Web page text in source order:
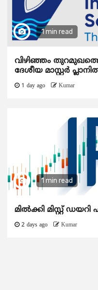
1 min read
വിഴിഞ്ഞം
ദേശീയ മാസ്റ്റർ
1 day ago Kumar
1 min read
മിൽക്കി മിസ്റ്റ്
2 days ago Kumar